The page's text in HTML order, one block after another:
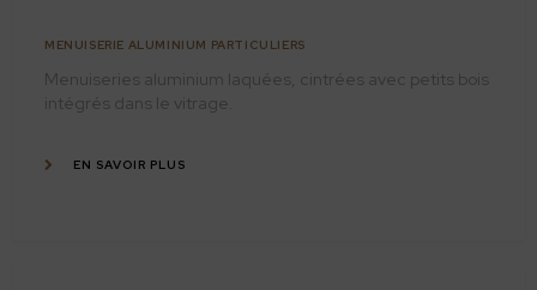
MENUISERIE ALUMINIUM PARTICULIERS
Menuiseries aluminium laquées, cintrées avec petits bois
intégrés dans le vitrage.
EN SAVOIR PLUS